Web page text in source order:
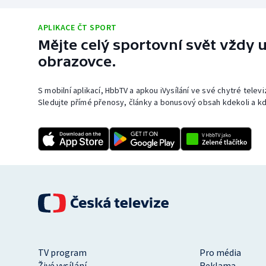
APLIKACE ČT SPORT
Mějte celý sportovní svět vždy
obrazovce.
S mobilní aplikací, HbbTV a apkou iVysílání ve své chytré
Sledujte přímé přenosy, články a bonusový obsah kdekoli a
TV program
Pro média